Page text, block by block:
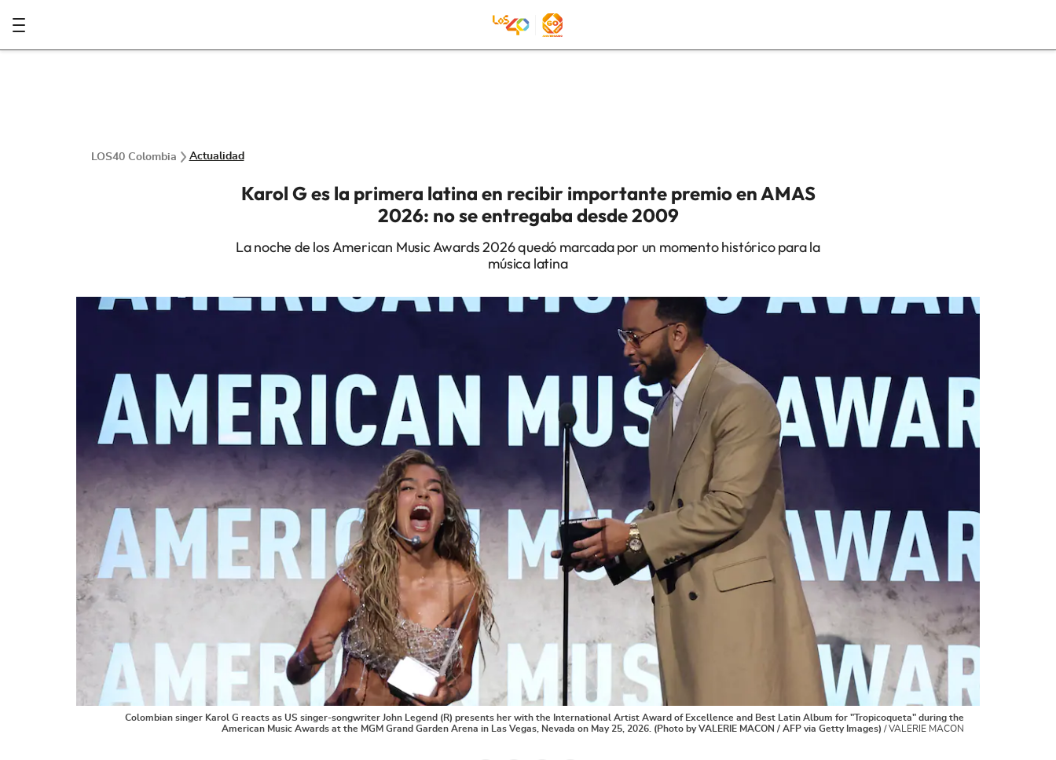
LOS40 Colombia Actualidad
Karol G es la primera latina en recibir importante premio en AMAS
2026: no se entregaba desde 2009
La noche de los American Music Awards 2026 quedó marcada por un momento histórico para la
música latina
Colombian singer Karol G reacts as US singer-songwriter John Legend (R) presents her with the International Artist Award of Excellence and Best Latin Album for "Tropicoqueta" during the
American Music Awards at the MGM Grand Garden Arena in Las Vegas, Nevada on May 25, 2026. (Photo by VALERIE MACON / AFP via Getty Images) /VALERIE MACON